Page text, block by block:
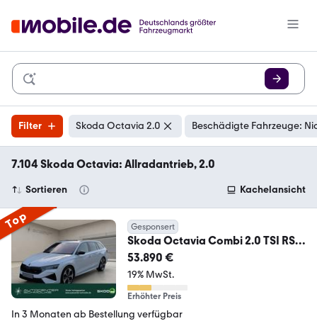
Filter Skoda Octavia 2.0 Beschädigte Fahrzeuge:
7.104 Skoda Octavia: Allradantrieb, 2.0
Sortieren Kachelansicht
Top Gesponsert
Skoda Octavia Combi 2.0 TSI RS
*DSG*PANO*AHK*EHECK* BC
53.890 €
19% MwSt.
Erhöhter Preis
In 3 Monaten ab Bestellung verfügbar